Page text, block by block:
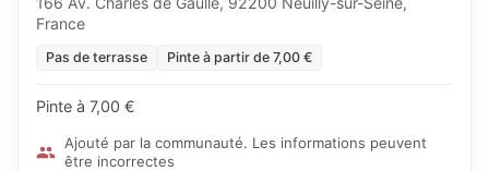
France
Pas de terrasse Pinte à partir de 7,00 €
Pinte à 7,00 €
Ajouté par la communauté. Les informations peuvent
être incorrectes